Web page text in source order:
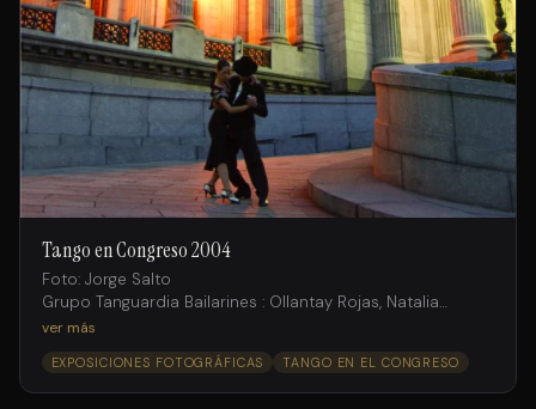
Tango en Congreso 2004
Foto: Jorge Salto
Grupo Tanguardia Bailarines : Ollantay Rojas, Natalia
Fossati , Andrés Ruiz;
Rosemvasser, Michaela Cortado.
ver más
EXPOSICIONES FOTOGRÁFICAS TANGO EN EL CONGRESO